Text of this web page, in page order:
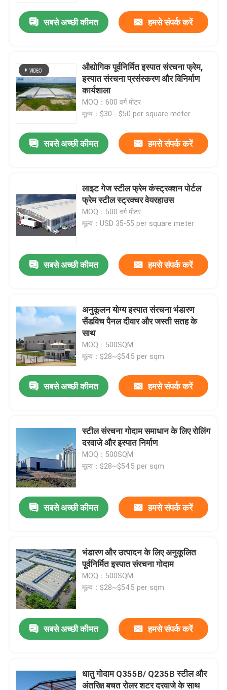
वीडियो
हमारे बारे में
गुणवत्ता नियंत्रण
एक उद्धरण का अनुरोध करें
इस्पात संरचना गोदाम
सबसे अच्छी कीमत हमसे संपर्क करें
औद्योगिक पूर्वनिर्मित इस्पात संरचना फ्रेम,
इस्पात संरचना प्रसंस्करण और विनिर्माण
कार्यशाला
MOQ：600 वर्ग मीटर
मूल्य：$30 - $50 per square meter
सबसे अच्छी कीमत हमसे संपर्क करें
लाइट गेज स्टील फ्रेम कंस्ट्रक्शन पोर्टल
फ्रेम स्टील स्ट्रक्चर वेयरहाउस
MOQ：500 वर्ग मीटर
मूल्य：USD 35-55 per square meter
सबसे अच्छी कीमत हमसे संपर्क करें
अनुकूलन योग्य इस्पात संरचना भंडारण
सैंडविच पैनल दीवार और जस्ती सतह के
साथ
MOQ：500SQM
मूल्य：$28~$54.5 per sqm
सबसे अच्छी कीमत हमसे संपर्क करें
स्टील संरचना गोदाम समाधान के लिए रोलिंग
दरवाजे और इस्पात निर्माण
MOQ：500SQM
मूल्य：$28~$54.5 per sqm
सबसे अच्छी कीमत हमसे संपर्क करें
भंडारण और उत्पादन के लिए अनुकूलित
पूर्वनिर्मित इस्पात संरचना गोदाम
MOQ：500SQM
मूल्य：$28~$54.5 per sqm
सबसे अच्छी कीमत हमसे संपर्क करें
धातु गोदाम Q355B/ Q235B स्टील और
अंतरिक्ष बचत रोलर शटर दरवाजे के साथ